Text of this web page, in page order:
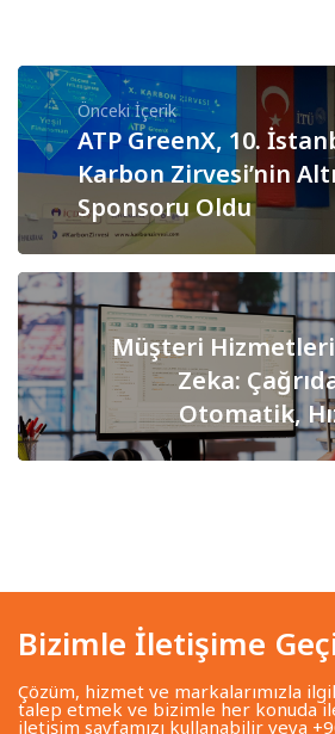
Önceki İçerik
ATP GreenX, 10.
Karbon Zirvesi’nin
Sponsoru Oldu
Müşteri
Zeka:
Otomatik,
Bizimle İletişime
Çözüm, hizmet ve markalarımızla
talep etmek ve bizimle her konuda
iletişim sayfamızı kullanabilir veya